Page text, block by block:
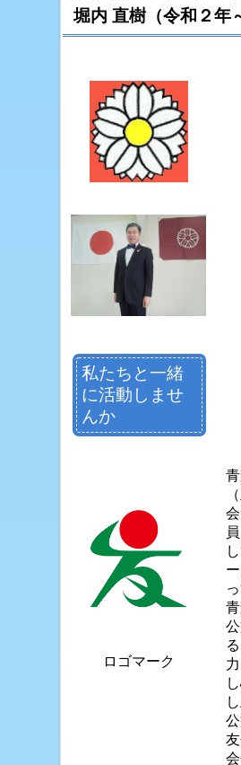
堀内 直樹（令和２年
私たちと一緒
に活動しませ
んか
ロゴマーク